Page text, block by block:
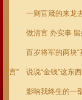
一则官箴的来龙
做清官 办实事 留
百岁将军的两块“
言” 说说“金钱”这东西
影响我终生的一